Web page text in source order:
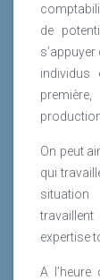
de
individus
On peut
qui
expertise
A